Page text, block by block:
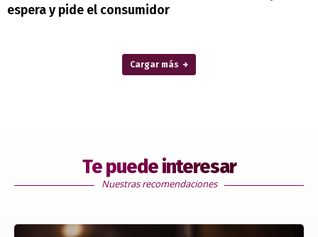
espera y pide el consumidor
Cargar más
Te puede interesar
Nuestras recomendaciones